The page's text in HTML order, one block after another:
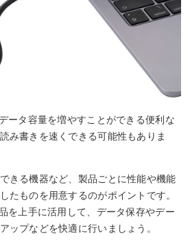
ータ容量を増やすことができる便利な
み書きを速くできる可能性もありま
きる機器など、製品ごとに性能や機能
たものを用意するのがポイントです。
を上手に活用して、データ保存やデー
ップなどを快適に行いましょう。